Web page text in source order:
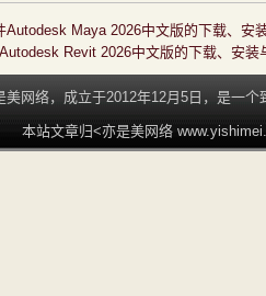
Autodesk Maya 2026中文版的下载、安
Revit 2026中文版的下载、安装
美网络，成立于2012年12月5日，是一
本站文章归<亦是美网络